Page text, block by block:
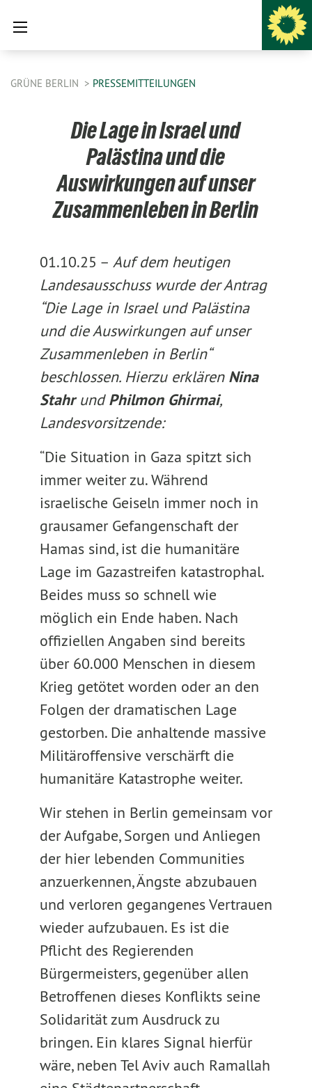
GRÜNE BERLIN PRESSEMITTEILUNGEN
Die Lage in Israel und
Palästina und die
Auswirkungen auf unser
Zusammenleben in Berlin
01.10.25 – Auf dem heutigen
Landesausschuss wurde der Antrag
“Die Lage in Israel und Palästina
und die Auswirkungen auf unser
Zusammenleben in Berlin“
beschlossen. Hierzu erklären Nina
StahrundPhilmon Ghirmai,
Landesvorsitzende:
“Die Situation in Gaza spitzt sich
immer weiter zu. Während
israelische Geiseln immer noch in
grausamer Gefangenschaft der
Hamas sind, ist die humanitäre
Lage im Gazastreifen katastrophal.
Beides muss so schnell wie
möglich ein Ende haben. Nach
offiziellen Angaben sind bereits
über 60.000 Menschen in diesem
Krieg getötet worden oder an den
Folgen der dramatischen Lage
gestorben. Die anhaltende massive
Militäroffensive verschärft die
humanitäre Katastrophe weiter.
Wir stehen in Berlin gemeinsam vor
der Aufgabe, Sorgen und Anliegen
der hier lebenden Communities
anzuerkennen, Ängste abzubauen
und verloren gegangenes Vertrauen
wieder aufzubauen. Es ist die
Pflicht des Regierenden
Bürgermeisters, gegenüber allen
Betroffenen dieses Konflikts seine
Solidarität zum Ausdruck zu
bringen. Ein klares Signal hierfür
wäre, neben Tel Aviv auch Ramallah